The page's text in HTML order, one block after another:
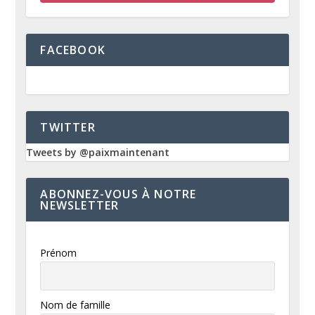
FACEBOOK
TWITTER
Tweets by @paixmaintenant
ABONNEZ-VOUS À NOTRE
NEWSLETTER
Prénom
Nom de famille